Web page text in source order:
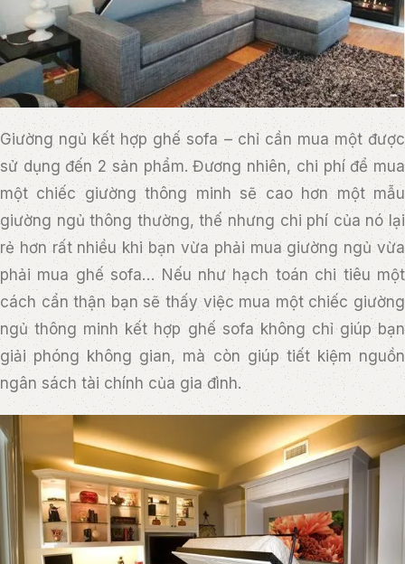
Giường ngủ kết hợp ghế sofa – chỉ cần mua một được
sử dụng đến 2 sản phẩm. Đương nhiên, chi phí để mua
một chiếc giường thông minh sẽ cao hơn một mẫu
giường ngủ thông thường, thế nhưng chi phí của nó lại
rẻ hơn rất nhiều khi bạn vừa phải mua giường ngủ vừa
phải mua ghế sofa… Nếu như hạch toán chi tiêu một
cách cẩn thận bạn sẽ thấy việc mua một chiếc giường
ngủ thông minh kết hợp ghế sofa không chỉ giúp bạn
giải phóng không gian, mà còn giúp tiết kiệm nguồn
ngân sách tài chính của gia đình.